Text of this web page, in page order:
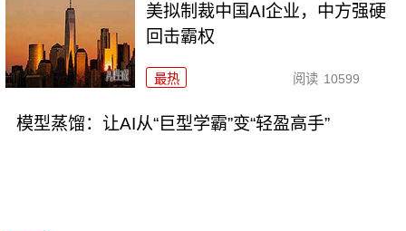
美拟制裁中国AI企业，中方强硬
回击霸权
最热 阅读 10599
模型蒸馏：让AI从“巨型学霸”变“轻盈高手”